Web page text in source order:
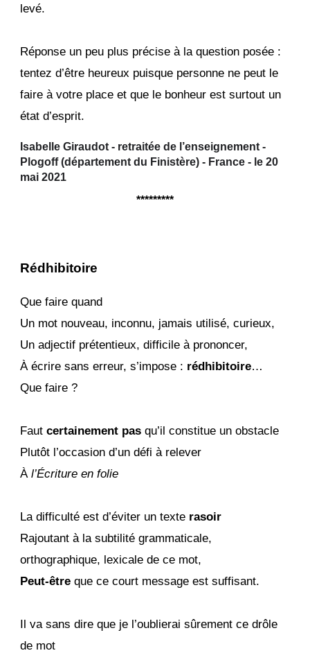
levé.
Réponse un peu plus précise à la question posée :
tentez d’être heureux puisque personne ne peut le
faire à votre place et que le bonheur est surtout un
état d’esprit.
Isabelle Giraudot - retraitée de l’enseignement -
Plogoff (département du Finistère) - France - le 20
mai2021
*********
Rédhi bitoire
Que faire quand
Un mot nouveau, inconnu, jamais utilisé, curieux,
Un adjectif prétentieux, difficile à prononcer,
À écrire sans erreur, s’impose : rédhibitoire…
Que faire ?
Fautcertainement pas qu’il constitue un obstacle
Plutôt l’occasion d’un défi à relever
Àl’Écriture en folie
La difficulté est d’éviter un texte rasoir
Rajoutant à la subtilité grammaticale,
orthographique, lexicale de ce mot,
Peut-êtreque ce court message est suffisant.
Il va sans dire que je l’oublierai sûrement ce drôle
de mot